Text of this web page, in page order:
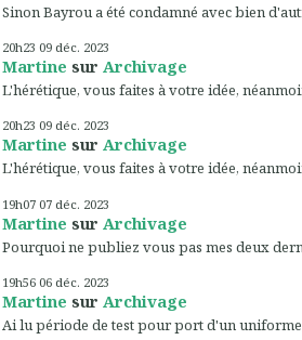
Sinon Bayrou a été condamné avec bien
20h23 09 déc. 2023
Martine sur Archivage
L'hérétique, vous faites à votre idée,
20h23 09 déc. 2023
Martine sur Archivage
L'hérétique, vous faites à votre idée,
19h07 07 déc. 2023
Martine sur Archivage
Pourquoi ne publiez vous pas mes deux
19h56 06 déc. 2023
Martine sur Archivage
Ai lu période de test pour port d'un